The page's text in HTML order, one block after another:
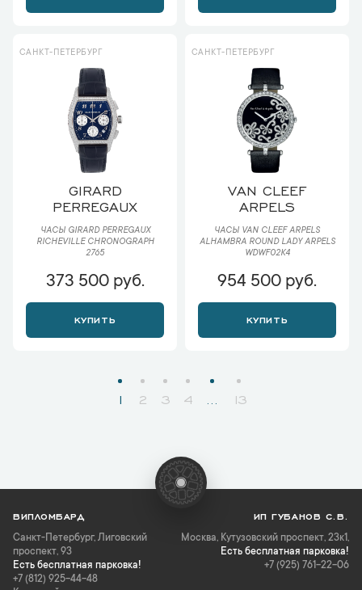
САНКТ-ПЕТЕРБУРГ
GIRARD
PERREGAUX
ЧАСЫ GIRARD PERREGAUX
RICHEVILLE CHRONOGRAPH
2765
373 500 руб.
КУПИТЬ
САНКТ-ПЕТЕРБУРГ
VAN CLEEF
ARPELS
ЧАСЫ VAN CLEEF ARPELS
ALHAMBRA ROUND LADY ARPELS
WDWF02K4
954 500 руб.
КУПИТЬ
1 2 3 4 13
ВИПЛОМБАРД
Санкт-Петербург, Лиговский
проспект, 93
Есть бесплатная парковка!
+7 (812) 925-44-48
ИП ГУБАНОВ С.В.
Москва, Кутузовский проспект, 23к1,
Есть бесплатная парковка!
+7 (925) 761-22-06